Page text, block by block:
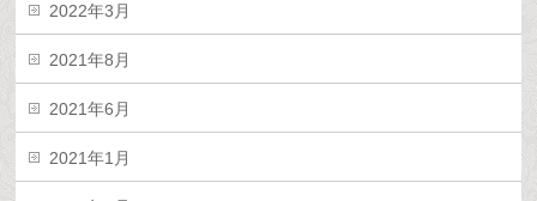
2022年3月
2021年8月
2021年6月
2021年1月